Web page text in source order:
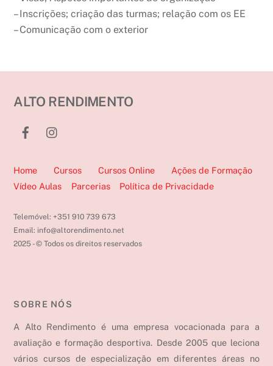
– Inscrições; criação das turmas; relação com os EE
– Comunicação com o exterior
ALTO RENDIMENTO
Home Cursos Cursos Online
Ações de Formação
Vídeo Aulas
Parcerias Política de Privacidade
Telemóvel: +351 910 739 673
Email: info@altorendimento.net
2025 - © Todos os direitos reservados
SOBRE NÓS
A Alto Rendimento é uma empresa vocacionada para a
avaliação e formação desportiva. Desde 2005 que leciona
vários cursos de especialização em diferentes áreas no